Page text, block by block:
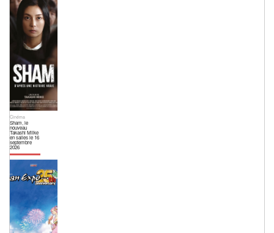
Cinéma
Sham, le
nouveau
Takashi Miike
en salles le 16
septembre
2026